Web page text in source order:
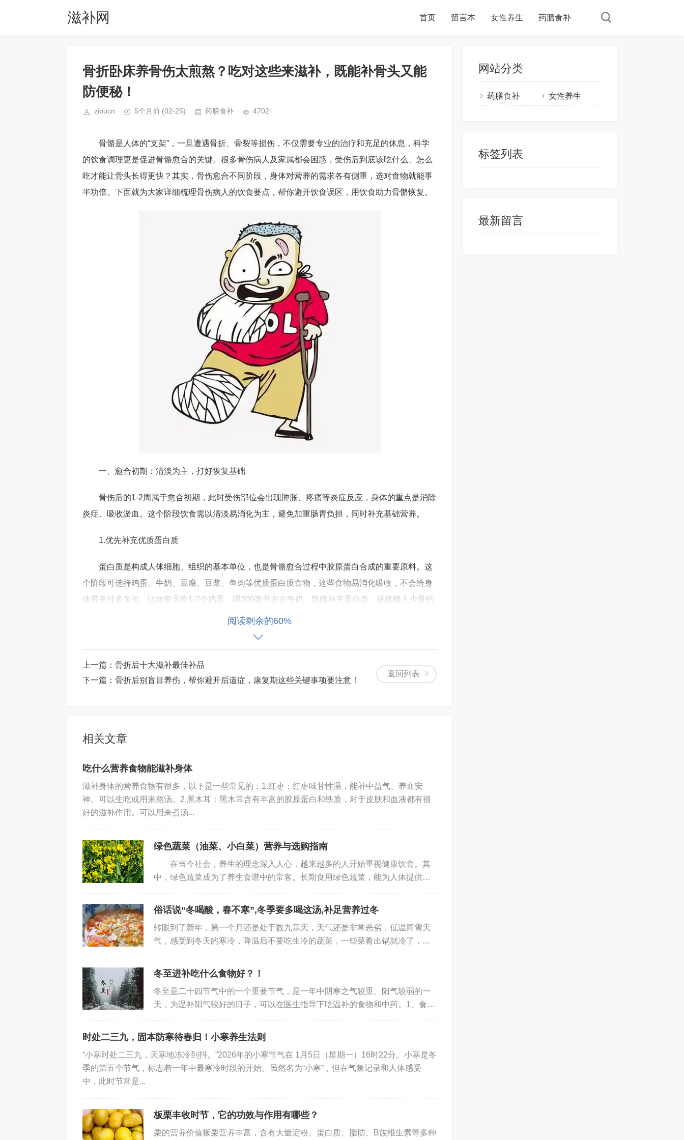
滋补网 首页 留言本 女性养生 药膳食补
骨折卧床养骨伤太煎熬？吃对这些来滋补，既能补骨头又能
防便秘！
zibucn 5个月前 (02-25) 药膳食补 4702
骨骼是人体的“支架”，一旦遭遇骨折、骨裂等损伤，不仅需要专业的治疗和充足的休息，科学
的饮食调理更是促进骨骼愈合的关键。很多骨伤病人及家属都会困惑，受伤后到底该吃什么、怎么
吃才能让骨头长得更快？其实，骨伤愈合不同阶段，身体对营养的需求各有侧重，选对食物就能事
半功倍。下面就为大家详细梳理骨伤病人的饮食要点，帮你避开饮食误区，用饮食助力骨骼恢复。
一、愈合初期：清淡为主，打好恢复基础
骨伤后的1-2周属于愈合初期，此时受伤部位会出现肿胀、疼痛等炎症反应，身体的重点是消除
炎症、吸收淤血。这个阶段饮食需以清淡易消化为主，避免加重肠胃负担，同时补充基础营养。
1.优先补充优质蛋白质
蛋白质是构成人体细胞、组织的基本单位，也是骨骼愈合过程中胶原蛋白合成的重要原料。这
个阶段可选择鸡蛋、牛奶、豆腐、豆浆、鱼肉等优质蛋白质食物，这些食物易消化吸收，不会给身
体带来过多负担。比如每天吃1-2个鸡蛋，喝300毫升左右牛奶，既能补充蛋白质，还能摄入少量钙
为了促进受伤部位淤血消散，可适当吃些具有活血化瘀作用的食物，比如黑木耳、西红柿、芹
菜、山楂、苹果等。这些食物富含维生素和膳食纤维，既能帮助消除肿胀，还能预防卧床期间出现
骨伤后的3-8周是骨骼愈合的关键中期，此时炎症反应逐渐消退，骨骼开始进入修复阶段，需要
大量的钙质、磷元素以及维生素D来促进骨痂生长。这个阶段要在清淡饮食的基础上，适当增加营
养密度高的食物。
1.重点补充钙质
钙是骨骼的主要成分，骨骼修复期间对钙的需求会大幅增加。日常可多吃些高钙食物，比如虾
皮、海带、芝麻酱、奶酪、西兰花、小油菜等。其中，奶制品和豆制品的钙含量高且易吸收，是补
钙的首选；深绿色蔬菜不仅含钙，还富含维生素K，能促进钙的吸收利用。
磷元素与钙协同作用，能构成骨骼的坚硬结构，缺磷会影响钙的吸收。瘦肉、鸡蛋黄、坚果、
全谷物等食物中都含有丰富的磷。同时，维生素D能促进钙的吸收，若体内缺乏维生素D，即使补再
文鱼、沙丁鱼、蘑菇等。
3.适量摄入优质蛋白
搭配豆制品，为骨痂生长提供充足的原料。需要注意的是，补钙要循序渐进，避免一次性大量摄
入，以免增加肾脏负担。
三、愈合后期：均衡营养，促进功能恢复
骨伤后的8周以后进入愈合后期，此时骨痂已基本形成，骨骼强度逐渐恢复，饮食重点转为均
衡营养，助力身体全面康复，同时为骨骼后续强化打下基础。
阅读剩余的60%
返回列表
上一篇： 骨折后十大滋补最佳补品
下一篇： 骨折后别盲目养伤，帮你避开后遗症，康复期这些关键事项要注意！
相关文章
吃什么营养食物能滋补身体
滋补身体的营养食物有很多，以下是一些常见的：1.红枣：红枣味甘性温，能补中益气、养血安
神。可以生吃或用来熬汤。2.黑木耳：黑木耳含有丰富的胶原蛋白和铁质，对于皮肤和血液都有很
好的滋补作用。可以用来煮汤...
绿色蔬菜（油菜、小白菜）营养与选购指南
在当今社会，养生的理念深入人心，越来越多的人开始重视健康饮食。其
中，绿色蔬菜成为了养生食谱中的常客。长期食用绿色蔬菜，能为人体提供全
俗话说“冬喝酸，春不寒”,冬季要多喝这汤,补足营养过冬
转眼到了新年，第一个月还是处于数九寒天，天气还是非常恶劣，低温雨雪天
气，感受到冬天的寒冷，降温后不要吃生冷的蔬菜，一些菜肴出锅就冷了，一
冬至进补吃什么食物好？！
冬至是二十四节气中的一个重要节气，是一年中阴寒之气较重、阳气较弱的一
天，为温补阳气较好的日子，可以在医生指导下吃温补的食物和中药。1、食
时处二三九，固本防寒待春归！小寒养生法则
“小寒时处二三九，天寒地冻冷到抖。”2026年的小寒节气在 1月5日（星期一）16时22分。小寒是冬
季的第五个节气，标志着一年中最寒冷时段的开始。虽然名为“小寒”，但在气象记录和人体感受
中，此时节常是...
板栗丰收时节，它的功效与作用有哪些？
栗的营养价值板栗营养丰富，含有大量淀粉、蛋白质、脂肪、B族维生素等多种
网站分类
药膳食补 女性养生
标签列表
最新留言